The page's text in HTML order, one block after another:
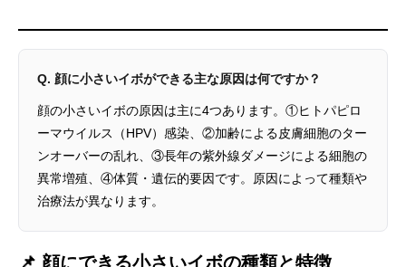
Q. 顔に小さいイボができる主な原因は何ですか？
顔の小さいイボの原因は主に4つあります。①ヒトパピロ
ーマウイルス（HPV）感染、②加齢による皮膚細胞のター
ンオーバーの乱れ、③長年の紫外線ダメージによる細胞の
異常増殖、④体質・遺伝的要因です。原因によって種類や
治療法が異なります。
📌 顔にできる小さいイボの種類と特徴